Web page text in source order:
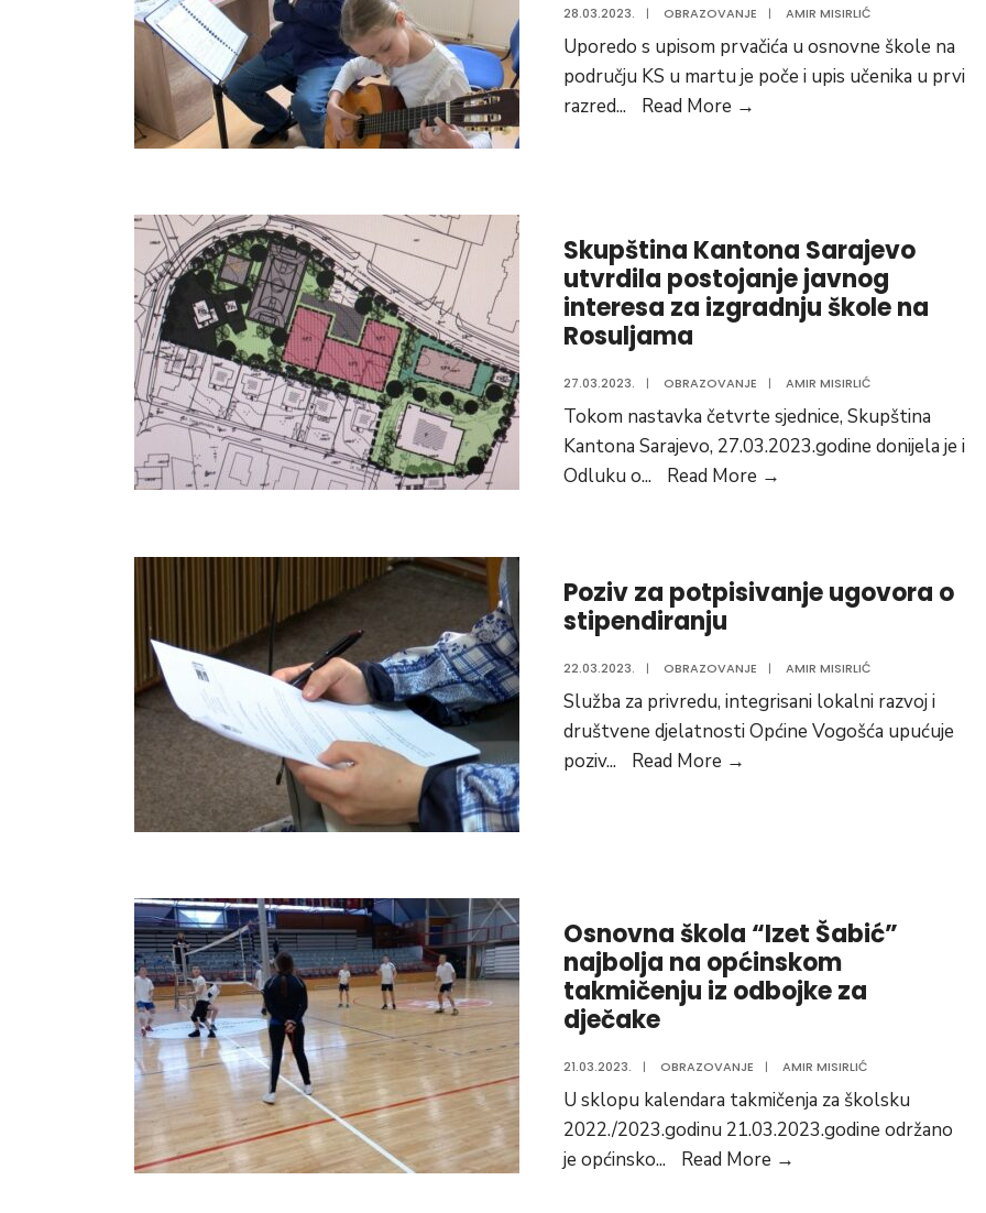
28.03.2023. | OBRAZOVANJE | AMIR MISIRLIĆ
Uporedo s upisom prvačića u osnovne škole na
području KS u martu je poče i upis učenika u prvi
razred... Read More →
UPIS
U
OSNOVNU
ŠKOLU
VOGOŠĆI
Skupština Kantona Sarajevo
utvrdila postojanje javnog
interesa za izgradnju škole na
Rosuljama
27.03.2023. | OBRAZOVANJE | AMIR MISIRLIĆ
Tokom nastavka četvrte sjednice, Skupština
Kantona Sarajevo, 27.03.2023.godine donijela je i
Odluku o... Read More →
postojanje
izgradnju
škole
Poziv za potpisivanje ugovora o
stipendiranju
22.03.2023. | OBRAZOVANJE | AMIR MISIRLIĆ
Služba za privredu, integrisani lokalni razvoj i
društvene djelatnosti Općine Vogošća upućuje
poziv... Read More →
Osnovna škola “Izet Šabić”
najbolja na općinskom
takmičenju iz odbojke za
dječake
21.03.2023. | OBRAZOVANJE | AMIR MISIRLIĆ
U sklopu kalendara takmičenja za školsku
2022./2023.godinu 21.03.2023.godine održano
je općinsko... Read More →